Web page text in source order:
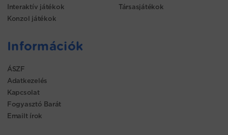
Interaktív játékok
Konzol játékok
Társasjátékok
Információk
ÁSZF
Adatkezelés
Kapcsolat
Fogyasztó Barát
Emailt írok